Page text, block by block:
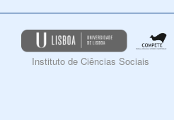
Instituto de Ciências Sociais